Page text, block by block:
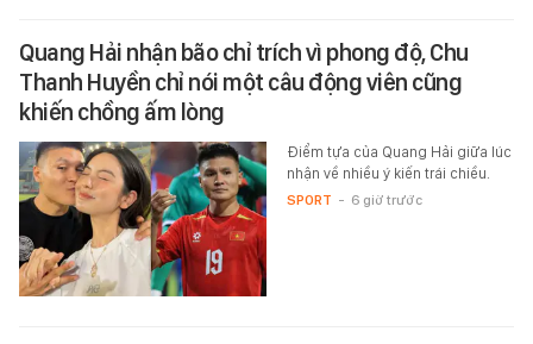
Quang Hải nhận bão chỉ trích vì phong độ, Chu
Thanh Huyền chỉ nói một câu động viên cũng
khiến chồng ấm lòng
Điểm tựa của Quang Hải giữa lúc
nhận về nhiều ý kiến trái chiều.
SPORT - 6 giờ trước